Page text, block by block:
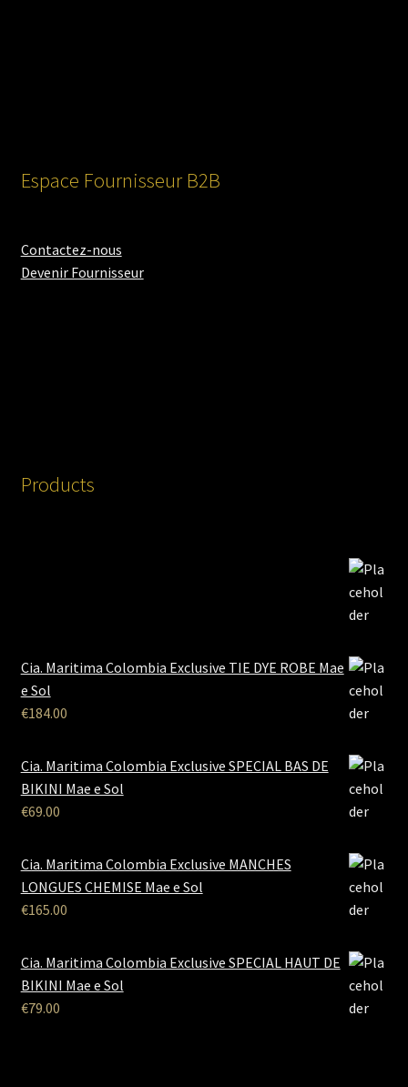
Espace Fournisseur B2B
Contactez-nous
Devenir Fournisseur
Products
Cia. Maritima Colombia Exclusive TIE DYE ROBE Mae
e Sol
€184.00
Cia. Maritima Colombia Exclusive SPECIAL BAS DE
BIKINI Mae e Sol
€69.00
Cia. Maritima Colombia Exclusive MANCHES
LONGUES CHEMISE Mae e Sol
€165.00
Cia. Maritima Colombia Exclusive SPECIAL HAUT DE
BIKINI Mae e Sol
€79.00